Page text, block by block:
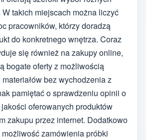
W takich miejscach można liczyć
pracowników, którzy doradzą
do konkretnego wnętrza. Coraz
się również na zakupy online,
bogate oferty z możliwością
bez wychodzenia z
pamiętać o sprawdzeniu opinii o
oferowanych produktów
zakupu przez internet. Dodatkowo
zamówienia próbki